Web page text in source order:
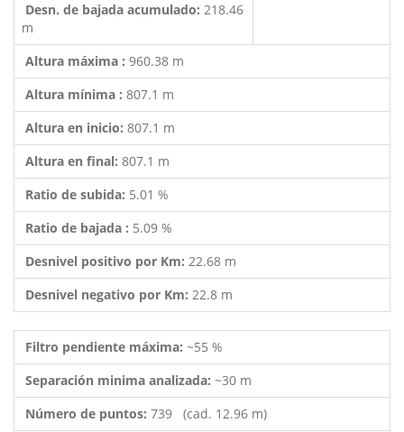
Desn. de bajada acumulado: 218.46
m
Altura máxima : 960.38 m
Altura mínima : 807.1 m
Altura en inicio: 807.1 m
Altura en final: 807.1 m
Ratio de subida: 5.01 %
Ratio de bajada : 5.09 %
Desnivel positivo por Km: 22.68 m
Desnivel negativo por Km: 22.8 m
Filtro pendiente máxima: ~55 %
Separación minima analizada: ~30 m
Número de puntos: 739 (cad. 12.96 m)